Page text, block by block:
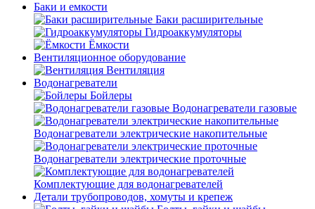
Баки и емкости
Баки расширительные
Гидроаккумуляторы
Ёмкости
Вентиляционное оборудование
Вентиляция
Водонагреватели
Бойлеры
Водонагреватели газовые
Водонагреватели электрические накопительные
Водонагреватели электрические проточные
Комплектующие для водонагревателей
Детали трубопроводов, хомуты и крепеж